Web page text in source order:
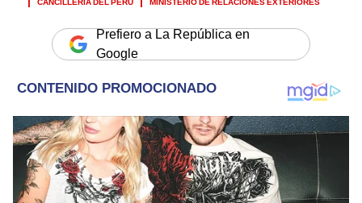
Prefiero a La República en
Google